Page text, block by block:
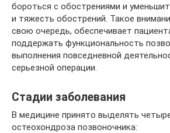
бороться с обострениями и
и тяжесть обострений. Такое
свою очередь, обеспечивает
поддержать функциональность
выполнения повседневной
серьезной операции.
Стадии заболевания
В медицине принято выделять
остеохондроза позвоночника: